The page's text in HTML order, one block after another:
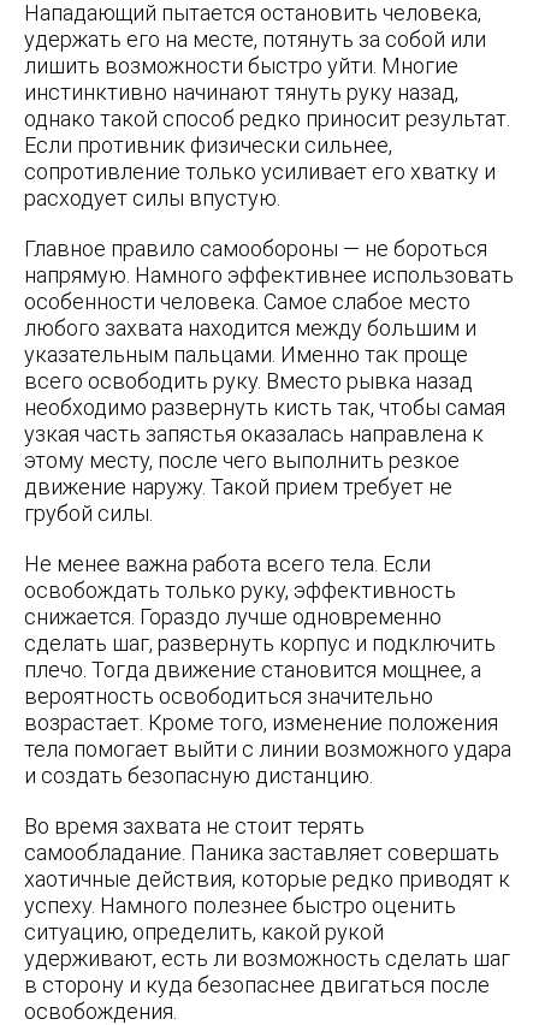
Нападающий пытается остановить человека,
удержать его на месте, потянуть за собой или
лишить возможности быстро уйти. Многие
инстинктивно начинают тянуть руку назад,
однако такой способ редко приносит результат.
Если противник физически сильнее,
сопротивление только усиливает его хватку и
расходует силы впустую.
Главное правило самообороны — не бороться
напрямую. Намного эффективнее использовать
особенности человека. Самое слабое место
любого захвата находится между большим и
указательным пальцами. Именно так проще
всего освободить руку. Вместо рывка назад
необходимо развернуть кисть так, чтобы самая
узкая часть запястья оказалась направлена к
этому месту, после чего выполнить резкое
движение наружу. Такой прием требует не
грубой силы.
Не менее важна работа всего тела. Если
освобождать только руку, эффективность
снижается. Гораздо лучше одновременно
сделать шаг, развернуть корпус и подключить
плечо. Тогда движение становится мощнее, а
вероятность освободиться значительно
возрастает. Кроме того, изменение положения
тела помогает выйти с линии возможного удара
и создать безопасную дистанцию.
Во время захвата не стоит терять
самообладание. Паника заставляет совершать
хаотичные действия, которые редко приводят к
успеху. Намного полезнее быстро оценить
ситуацию, определить, какой рукой
удерживают, есть ли возможность сделать шаг
в сторону и куда безопаснее двигаться после
освобождения.